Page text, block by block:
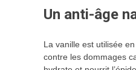
Un anti-âge
La vanille est utilisée
contre les dommages